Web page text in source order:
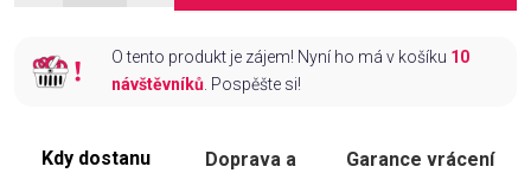
O tento produkt je zájem! Nyní ho má v košíku 10
návštěvníků. Pospěšte si!
Kdy dostanu
Doprava a
Garance vrácení